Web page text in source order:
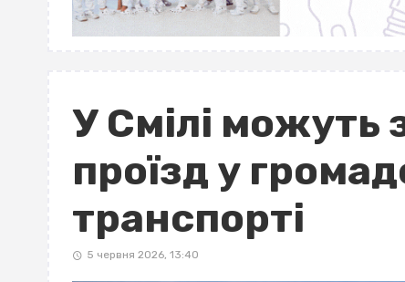
У Смілі можуть
проїзд у
транспорті
5 червня 2026, 13:40